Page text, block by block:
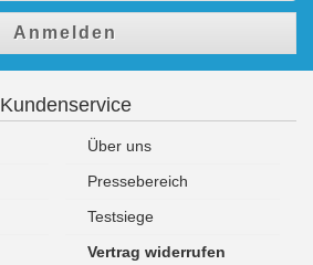
Anmelden
Kundenservice
Über uns
Pressebereich
Testsiege
Vertrag widerrufen